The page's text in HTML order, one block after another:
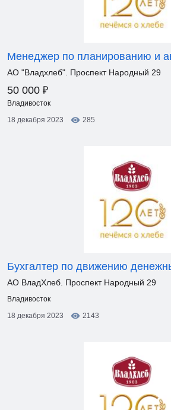
Менеджер по планированию и
АО "Владхлеб". Проспект Народный 29
50 000 ₽
Владивосток
18 декабря 2023
285
Бухгалтер по движению
АО ВладХлеб. Проспект Народный 29
Владивосток
18 декабря 2023
2143